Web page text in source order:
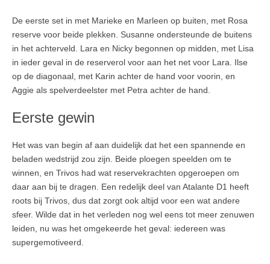
De eerste set in met Marieke en Marleen op buiten, met Rosa
reserve voor beide plekken. Susanne ondersteunde de buitens
in het achterveld. Lara en Nicky begonnen op midden, met Lisa
in ieder geval in de reserverol voor aan het net voor Lara. Ilse
op de diagonaal, met Karin achter de hand voor voorin, en
Aggie als spelverdeelster met Petra achter de hand.
Eerste gewin
Het was van begin af aan duidelijk dat het een spannende en
beladen wedstrijd zou zijn. Beide ploegen speelden om te
winnen, en Trivos had wat reservekrachten opgeroepen om
daar aan bij te dragen. Een redelijk deel van Atalante D1 heeft
roots bij Trivos, dus dat zorgt ook altijd voor een wat andere
sfeer. Wilde dat in het verleden nog wel eens tot meer zenuwen
leiden, nu was het omgekeerde het geval: iedereen was
supergemotiveerd.